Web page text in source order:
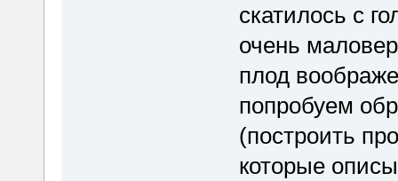
скатилось с
очень
плод
попробуем
(построить
которые